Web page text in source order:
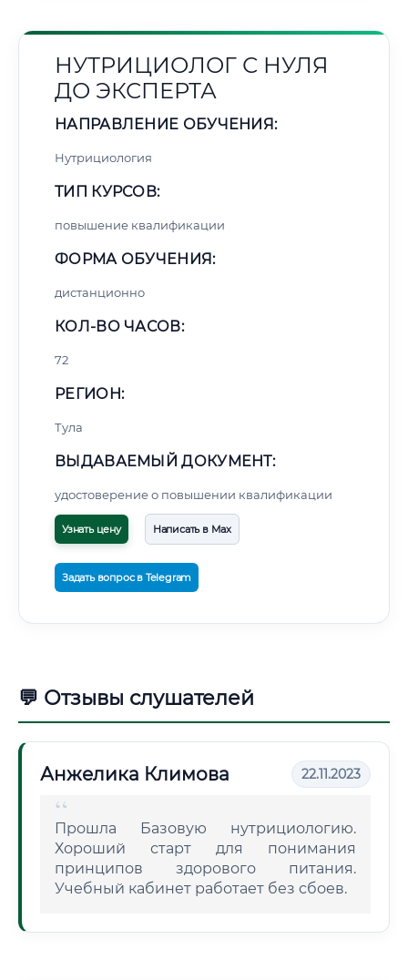
НУТРИЦИОЛОГ С НУЛЯ
ДО ЭКСПЕРТА
НАПРАВЛЕНИЕ ОБУЧЕНИЯ:
Нутрициология
ТИП КУРСОВ:
повышение квалификации
ФОРМА ОБУЧЕНИЯ:
дистанционно
КОЛ-ВО ЧАСОВ:
72
РЕГИОН:
Тула
ВЫДАВАЕМЫЙ ДОКУМЕНТ:
удостоверение о повышении квалификации
Узнать цену Написать в Max
Задать вопрос в Telegram
💬 Отзывы слушателей
Анжелика Климова 22.11.2023
Прошла Базовую нутрициологию.
Хороший старт для понимания
принципов здорового питания.
Учебный кабинет работает без сбоев.